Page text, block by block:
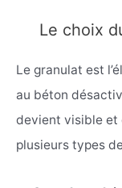
Le choix
Le granulat est
au béton
devient visible et
plusieurs types